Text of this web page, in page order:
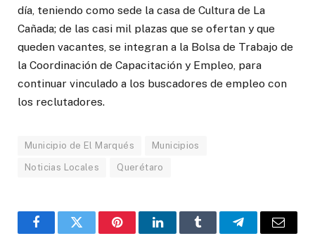
día, teniendo como sede la casa de Cultura de La
Cañada; de las casi mil plazas que se ofertan y que
queden vacantes, se integran a la Bolsa de Trabajo de
la Coordinación de Capacitación y Empleo, para
continuar vinculado a los buscadores de empleo con
los reclutadores.
Municipio de El Marqués Municipios
Noticias Locales Querétaro
FacebookTwitter PinterestLinkedInTumblr TelegramEmail